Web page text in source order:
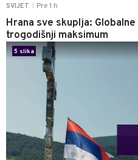
SVIJET Pre 1 h
Hrana sve skuplja:
trogodišnji maksimum
5 slika